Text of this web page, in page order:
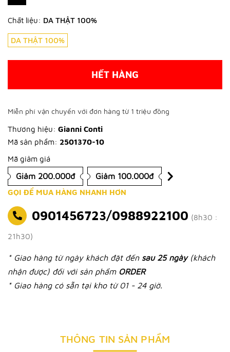
Chất liệu: DA THẬT 100%
DA THẬT 100%
HẾT HÀNG
Miễn phí vận chuyển với đơn hàng từ 1 triệu đồng
Thương hiệu: Gianni Conti
Mã sản phẩm: 2501370-10
Mã giảm giá
Giảm 200.000đ Giảm 100.000đ
GỌI ĐỂ MUA HÀNG NHANH HƠN
0901456723/0988922100 (8h30 :
21h30)
* Giao hàng từ ngày khách đặt đến sau 25 ngày (khách
nhận được) đối với sản phẩm ORDER
* Giao hàng có sẵn tại kho từ 01 - 24 giờ.
THÔNG TIN SẢN PHẨM